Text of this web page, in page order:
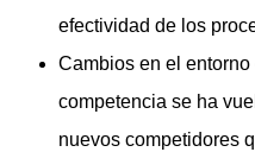
efectividad de los
Cambios en el
competencia se ha
nuevos competidores